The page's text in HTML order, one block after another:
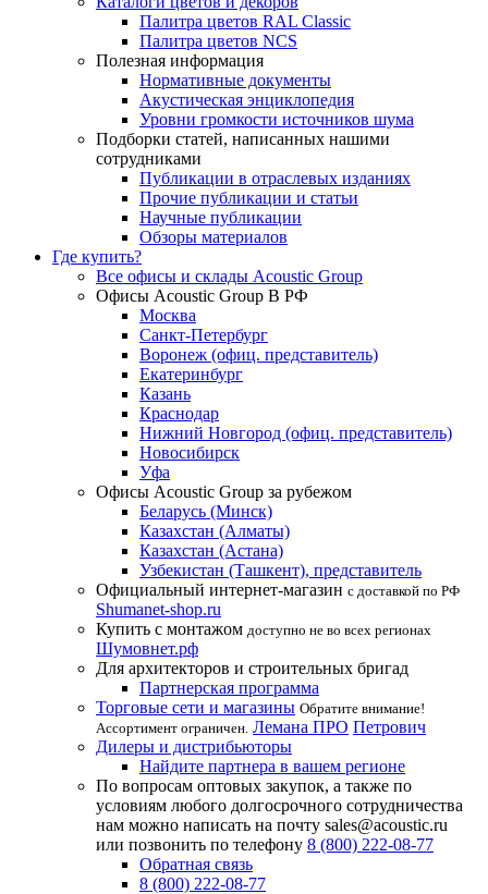
Палитра цветов RAL Сlassic
Палитра цветов NCS
Полезная информация
Нормативные документы
Акустическая энциклопедия
Уровни громкости источников шума
Подборки статей, написанных нашими
сотрудниками
Публикации в отраслевых изданиях
Прочие публикации и статьи
Научные публикации
Обзоры материалов
Где купить?
Все офисы и склады Acoustic Group
Офисы Acoustic Group В РФ
Москва
Санкт-Петербург
Воронеж (офиц. представитель)
Екатеринбург
Казань
Краснодар
Нижний Новгород (офиц. представитель)
Новосибирск
Уфа
Офисы Acoustic Group за рубежом
Беларусь (Минск)
Казахстан (Алматы)
Казахстан (Астана)
Узбекистан (Ташкент), представитель
Официальный интернет-магазин с доставкой по РФ
Shumanet-shop.ru
Купить с монтажом доступно не во всех регионах
Шумовнет.рф
Для архитекторов и строительных бригад
Партнерская программа
Торговые сети и магазины Обратите внимание!
Ассортимент ограничен. Лемана ПРО Петрович
Дилеры и дистрибьюторы
Найдите партнера в вашем регионе
По вопросам оптовых закупок, а также по
условиям любого долгосрочного сотрудничества
нам можно написать на почту sales@acoustic.ru
или позвонить по телефону 8 (800) 222-08-77
Обратная связь
8 (800) 222-08-77